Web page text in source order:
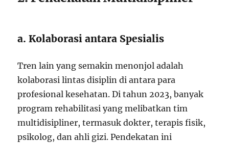
a. Kolaborasi antara Spesialis
Tren lain yang semakin menonjol adalah
kolaborasi lintas disiplin di antara para
profesional kesehatan. Di tahun 2023, banyak
program rehabilitasi yang melibatkan tim
multidisipliner, termasuk dokter, terapis fisik,
psikolog, dan ahli gizi. Pendekatan ini